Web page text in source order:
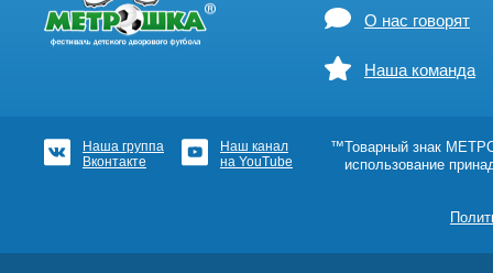
О нас говорят
Наша команда
Наша группа
Вконтакте
Наш канал
на YouTube
™Товарный знак
использование